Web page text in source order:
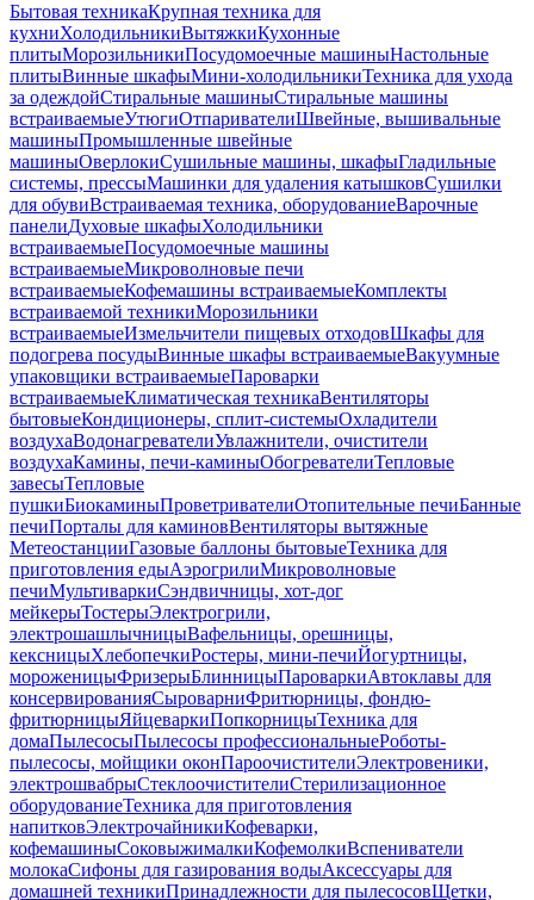
Бытовая техникаКрупная техника для
кухниХолодильникиВытяжкиКухонные
плитыМорозильникиПосудомоечные машиныНастольные
плитыВинные шкафыМини-холодильникиТехника для ухода
за одеждойСтиральные машиныСтиральные машины
встраиваемыеУтюгиОтпаривателиШвейные, вышивальные
машиныПромышленные швейные
машиныОверлокиСушильные машины, шкафыГладильные
системы, прессыМашинки для удаления катышковСушилки
для обувиВстраиваемая техника, оборудованиеВарочные
панелиДуховые шкафыХолодильники
встраиваемыеПосудомоечные машины
встраиваемыеМикроволновые печи
встраиваемыеКофемашины встраиваемыеКомплекты
встраиваемой техникиМорозильники
встраиваемыеИзмельчители пищевых отходовШкафы для
подогрева посудыВинные шкафы встраиваемыеВакуумные
упаковщики встраиваемыеПароварки
встраиваемыеКлиматическая техникаВентиляторы
бытовыеКондиционеры, сплит-системыОхладители
воздухаВодонагревателиУвлажнители, очистители
воздухаКамины, печи-каминыОбогревателиТепловые
завесыТепловые
пушкиБиокаминыПроветривателиОтопительные печиБанные
печиПорталы для каминовВентиляторы вытяжные
МетеостанцииГазовые баллоны бытовыеТехника для
приготовления едыАэрогрилиМикроволновые
печиМультиваркиСэндвичницы, хот-дог
мейкерыТостерыЭлектрогрили,
электрошашлычницыВафельницы, орешницы,
кексницыХлебопечкиРостеры, мини-печиЙогуртницы,
мороженицыФризерыБлинницыПароваркиАвтоклавы для
консервированияСыроварниФритюрницы, фондю-
фритюрницыЯйцеваркиПопкорницыТехника для
домаПылесосыПылесосы профессиональныеРоботы-
пылесосы, мойщики оконПароочистителиЭлектровеники,
электрошвабрыСтеклоочистителиСтерилизационное
оборудованиеТехника для приготовления
напитковЭлектрочайникиКофеварки,
кофемашиныСоковыжималкиКофемолкиВспениватели
молокаСифоны для газирования водыАксессуары для
домашней техникиПринадлежности для пылесосовЩетки,